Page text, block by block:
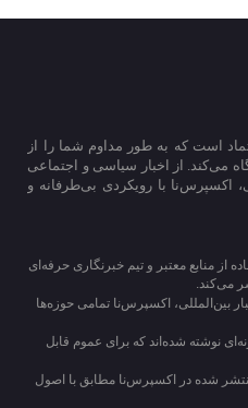
است که به طور مداوم شما را از
می‌کند. از اخبار سیاسی و اجتماعی
اکسپرس‌نا با رویکردی بی‌طرفانه و
از منابع معتبر و تیم خبرنگاری حرفه‌ای
می‌کند.
بین‌المللی، اکسپرس‌نا تمامی حوزه‌ها
نوشته شده‌اند که برای عموم قابل
شده در اکسپرس‌نا مطابق با اصول